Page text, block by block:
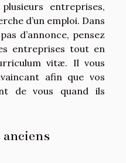
entreprises,
d’un emploi. Dans
d’annonce, pensez
entreprises tout en
vitæ. Il vous
afin que vos
de vous quand ils